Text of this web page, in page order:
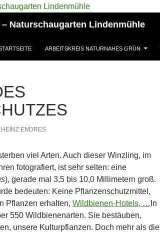
Naturschaugarten Lindenmühle
ARBEITSKREIS NATURNAHES GRÜN
ENDRES
viel Arten. Auch dieser Winzling, im
fotografiert, ist sehr selten: eine
), gerade mal 3,5 bis 10,0 Millimetern groß.
bedeuten: Keine Pflanzenschutzmittel,
Pflanzen erhalten, Wildbienen-Hotels, … In
550 Wildbienenarten. Sie bestäuben,
unsere Kulturpflanzen. Doch mehr als die